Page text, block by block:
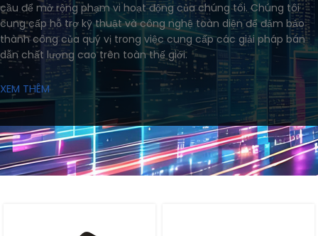
cầu để mở rộng phạm vi hoạt động của chúng tôi. Chúng tôi
cung cấp hỗ trợ kỹ thuật và công nghệ toàn diện để đảm bảo
thành công của quý vị trong việc cung cấp các giải pháp bán
dẫn chất lượng cao trên toàn thế giới.
XEM THÊM